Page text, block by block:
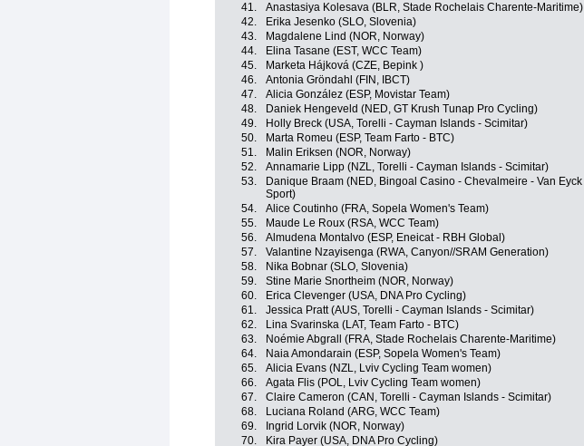
41.
Anastasiya Kolesava (BLR, Stade Rochelais Charente-Maritime)
42.
Erika Jesenko (SLO, Slovenia)
43.
Magdalene Lind (NOR, Norway)
44.
Elina Tasane (EST, WCC Team)
45.
Marketa Hájková (CZE, Bepink )
46.
Antonia Gröndahl (FIN, IBCT)
47.
Alicia González (ESP, Movistar Team)
48.
Daniek Hengeveld (NED, GT Krush Tunap Pro Cycling)
49.
Holly Breck (USA, Torelli - Cayman Islands - Scimitar)
50.
Marta Romeu (ESP, Team Farto - BTC)
51.
Malin Eriksen (NOR, Norway)
52.
Annamarie Lipp (NZL, Torelli - Cayman Islands - Scimitar)
53.
Danique Braam (NED, Bingoal Casino - Chevalmeire - Van Eyck
Sport)
54. Alice Coutinho (FRA, Sopela Women's Team)
55.
Maude Le Roux (RSA, WCC Team)
56.
Almudena Montalvo (ESP, Eneicat - RBH Global)
57.
Valantine Nzayisenga (RWA, Canyon//SRAM Generation)
58.
Nika Bobnar (SLO, Slovenia)
59.
Stine Marie Snortheim (NOR, Norway)
60.
Erica Clevenger (USA, DNA Pro Cycling)
61.
Jessica Pratt (AUS, Torelli - Cayman Islands - Scimitar)
62.
Lina Svarinska (LAT, Team Farto - BTC)
63.
Noémie Abgrall (FRA, Stade Rochelais Charente-Maritime)
64.
Naia Amondarain (ESP, Sopela Women's Team)
65.
Alicia Evans (NZL, Lviv Cycling Team women)
66.
Agata Flis (POL, Lviv Cycling Team women)
67.
Claire Cameron (CAN, Torelli - Cayman Islands - Scimitar)
68.
Luciana Roland (ARG, WCC Team)
69.
Ingrid Lorvik (NOR, Norway)
70.
Kira Payer (USA, DNA Pro Cycling)